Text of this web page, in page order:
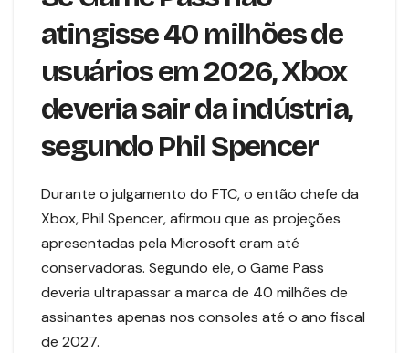
atingisse 40 milhões de
usuários em 2026, Xbox
deveria sair da indústria,
segundo Phil Spencer
Durante o julgamento do FTC, o então chefe da
Xbox, Phil Spencer, afirmou que as projeções
apresentadas pela Microsoft eram até
conservadoras. Segundo ele, o Game Pass
deveria ultrapassar a marca de 40 milhões de
assinantes apenas nos consoles até o ano fiscal
de 2027.